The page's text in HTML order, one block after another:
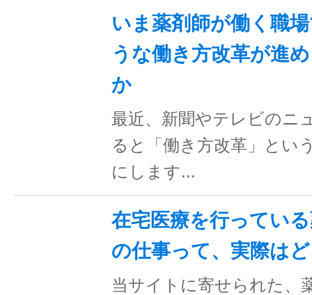
いま薬剤師が働く職
うな働き方改革が進
か
最近、新聞やテレビのニ
ると「働き方改革」とい
にします...
在宅医療を行ってい
の仕事って、実際は
当サイトに寄せられた、